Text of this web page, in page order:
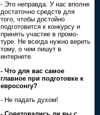
- Это неправда. У нас вполне
достаточно средств для
того, чтобы достойно
подготовится к конкурсу и
принять участие в промо-
туре. Не всегда нужно верить
тому, о чем пишут в
интернете.
- Что для вас самое
главное при подготовке к
евросонгу?
- Не падать духом!